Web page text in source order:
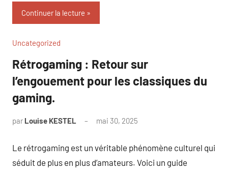
Continuer la lecture
Uncategorized
Rétrogaming : Retour sur
l’engouement pour les classiques du
gaming.
par Louise KESTEL mai 30, 2025
Le rétrogaming est un véritable phénomène culturel qui
séduit de plus en plus d’amateurs. Voici un guide